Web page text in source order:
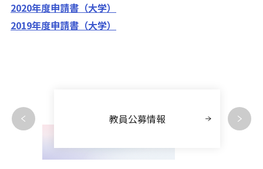
2020年度申請書（大学）
2019年度申請書（大学）
教員公募情報